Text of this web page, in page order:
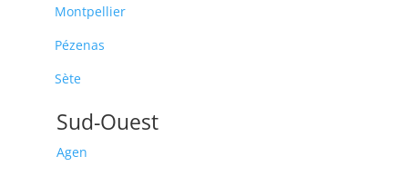
Montpellier
Pézenas
Sète
Sud-Ouest
Agen